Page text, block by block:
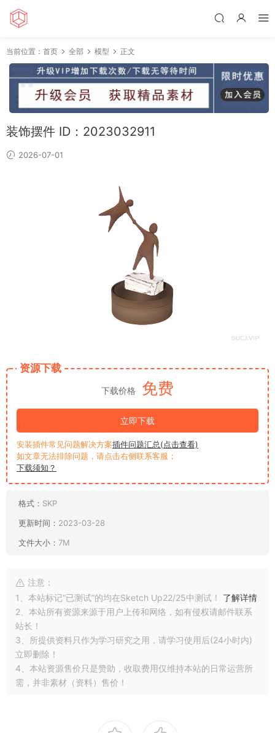
当前位置： 首页 全部 模型 正文
装饰摆件 ID：2023032911
2026-07-01
资源下载
下载价格 免费
立即下载
安装插件常见问题解决方案插件问题汇总(点击查看)
如文章无法排除问题，请点击右侧联系客服；
下载须知？
格式： SKP
更新时间： 2023-03-28
文件大小： 7M
注意：
1、本站标记“已测试”的均在Sketch Up22/25中测试！ 了解详情
2、本站所有资源来源于用户上传和网络，如有侵权请邮件联系
站长！
3、所提供资料只作为学习研究之用，请学习使用后(24小时内)
立即删除！
4、本站资源售价只是赞助，收取费用仅维持本站的日常运营所
需，并非素材（资料）售价！